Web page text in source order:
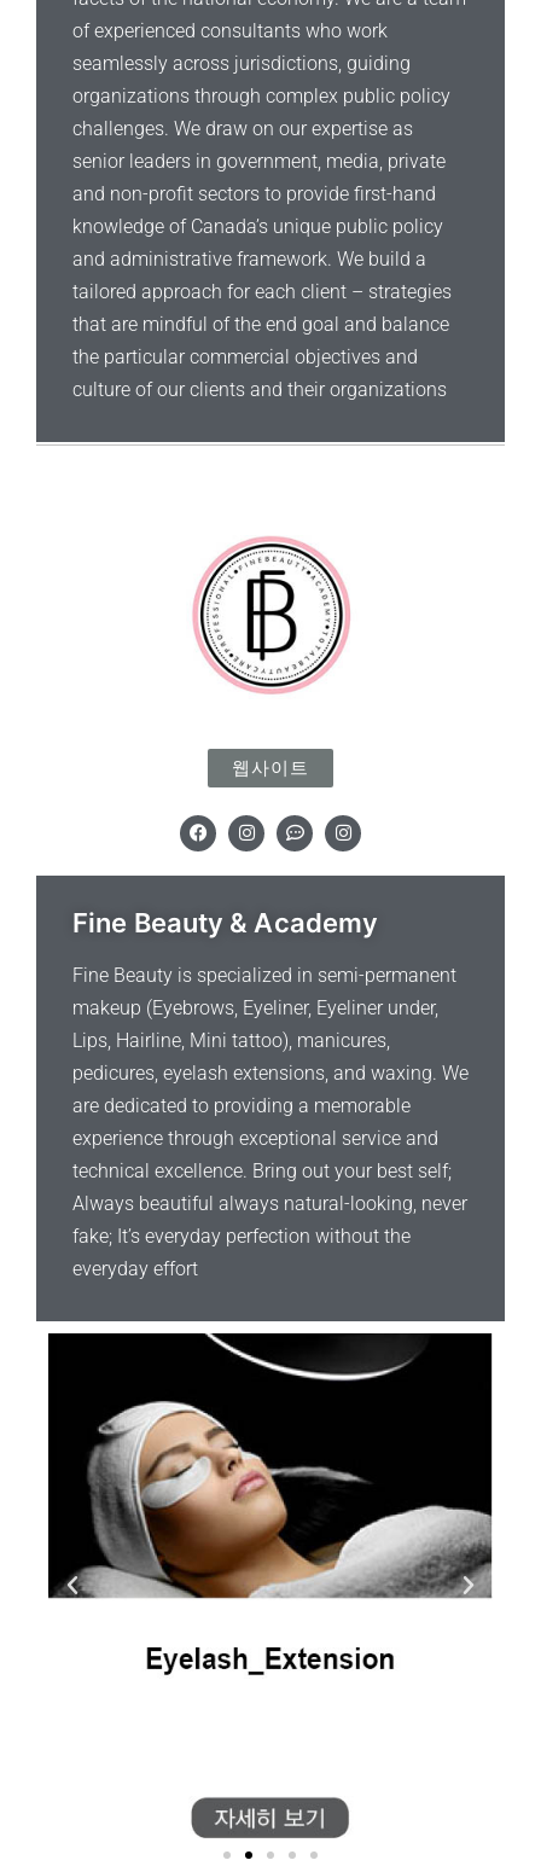
of experienced consultants who work
seamlessly across jurisdictions, guiding
organizations through complex public policy
challenges. We draw on our expertise as
senior leaders in government, media, private
and non-profit sectors to provide first-hand
knowledge of Canada’s unique public policy
and administrative framework. We build a
tailored approach for each client – strategies
that are mindful of the end goal and balance
the particular commercial objectives and
culture of our clients and their organizations
웹사이트
F
a
c
e
o
o
I
n
s
t
r
m
C
o
m
m
n
t
d
o
t
s
I
n
s
t
g
r
m
Fine Beauty & Academy
Fine Beauty is specialized in semi-permanent
makeup (Eyebrows, Eyeliner, Eyeliner under,
Lips, Hairline, Mini tattoo), manicures,
pedicures, eyelash extensions, and waxing. We
are dedicated to providing a memorable
experience through exceptional service and
technical excellence. Bring out your best self;
Always beautiful always natural-looking, never
fake; It’s everyday perfection without the
everyday effort